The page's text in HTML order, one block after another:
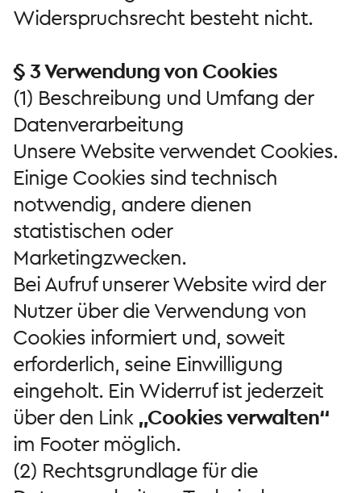
Widerspruchsrecht besteht nicht.
§ 3 Verwendung von Cookies
(1) Beschreibung und Umfang der
Datenverarbeitung
Unsere Website verwendet Cookies.
Einige Cookies sind technisch
notwendig, andere dienen
statistischen oder
Marketingzwecken.
Bei Aufruf unserer Website wird der
Nutzer über die Verwendung von
Cookies informiert und, soweit
erforderlich, seine Einwilligung
eingeholt. Ein Widerruf ist jederzeit
über den Link„Cookies verwalten“
im Footer möglich.
(2) Rechtsgrundlage für die